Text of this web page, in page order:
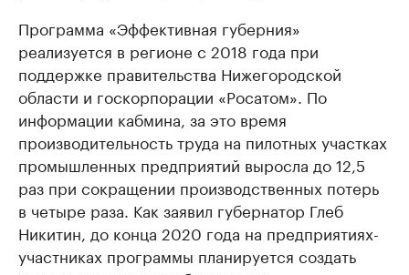
Программа «Эффективная губерния»
реализуется в регионе с 2018 года при
поддержке правительства Нижегородской
области и госкорпорации «Росатом». По
информации кабмина, за это время
производительность труда на пилотных участках
промышленных предприятий выросла до 12,5
раз при сокращении производственных потерь
в четыре раза. Как заявил губернатор Глеб
Никитин, до конца 2020 года на предприятиях-
участниках программы планируется создать